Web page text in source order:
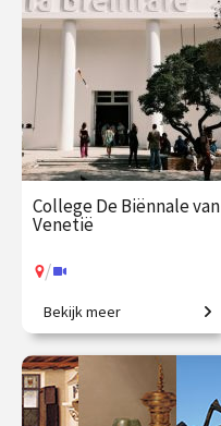
€ 345.00
vanaf 21
sep.
Op locatie of online
College De Biënnale van
Venetië
/
Een geweldig aanbod aan
hedendaagse kunst.
€ 35.00
vanaf 17
Bekijk meer